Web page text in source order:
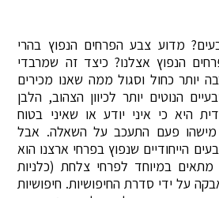
מדוע צבע הפרחים הנפוץ בהרי
הנפוץ אצלנו? כיצד זה שמרבדי
יותר כחול וסגול ממה שאנו מכירים
הנוטים יותר לכיוון הצהוב, הלבן
היא כי איני יודע או שאיני בטוח
מישהו פעם התעכב על השאלה. אבל
הייחודיים שנפוץ בפרחי ארצנו הוא
במיוחד לפרחי צלחת (כלניות
על ידי סדרת החיפושיות. חיפושיות